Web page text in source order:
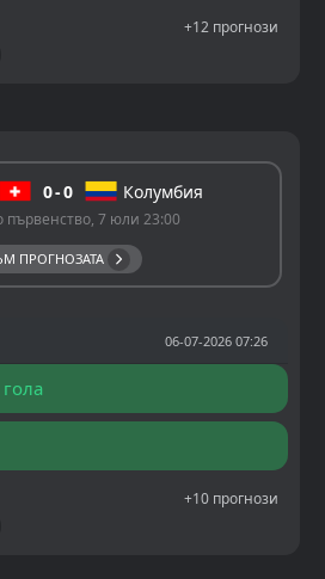
+12 прогнози
0 0 Колумбия
първенство, 7 юли 23:00
ПРОГНОЗАТА
06-07-2026 07:26
+10 прогнози